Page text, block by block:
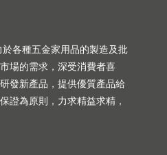
各種五金家用品的製造及批
場的需求，深受消費者喜
發新產品，提供優質產品給
證為原則，力求精益求精，